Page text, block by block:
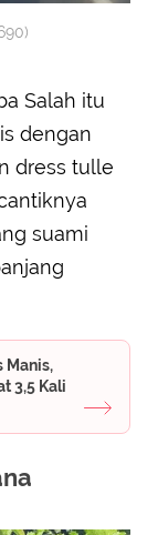
Salah itu
dengan
dress tulle
suami
Manis,
3,5 Kali